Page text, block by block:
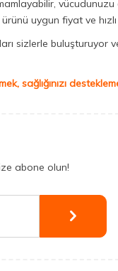
uygun fiyat ve
sizlerle buluşturuyor
sağlığınızı
abone olun!